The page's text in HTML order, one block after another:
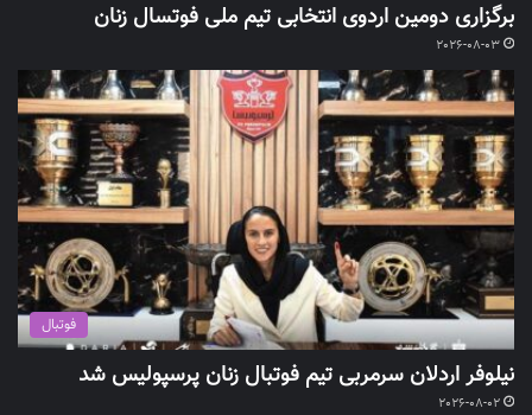
برگزاری دومین اردوی انتخابی تیم ملی فوتسال زنان
2026-08-03
فوتبال
نیلوفر اردلان سرمربی تیم فوتبال زنان پرسپولیس شد
2026-08-02